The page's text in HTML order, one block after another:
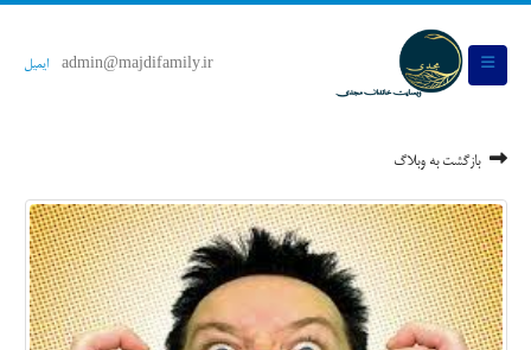
admin@majdifamily.ir ایمیل
بازگشت به وبلاگ